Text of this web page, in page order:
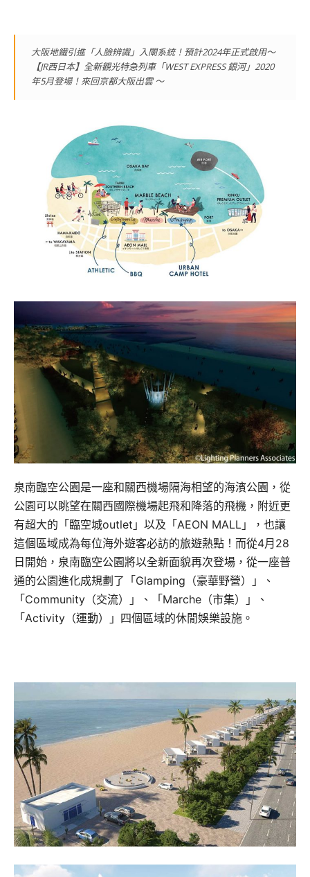
大阪地鐵引進「人臉辨識」入閘系統！預計2024年正式啟用～
【JR西日本】全新觀光特急列車「WEST EXPRESS 銀河」2020
年5月登場！來回京都大阪出雲 ～
泉南臨空公園是一座和關西機場隔海相望的海濱公園，從
公園可以眺望在關西國際機場起飛和降落的飛機，附近更
有超大的「臨空城outlet」以及「AEON MALL」，也讓
這個區域成為每位海外遊客必訪的旅遊熱點！而從4月28
日開始，泉南臨空公園將以全新面貌再次登場，從一座普
通的公園進化成規劃了「Glamping（豪華野營）」、
「Community（交流）」、「Marche（市集）」、
「Activity（運動）」四個區域的休閒娛樂設施。